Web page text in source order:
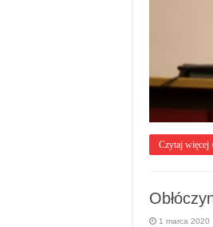
Czytaj więcej
1 marca 2020